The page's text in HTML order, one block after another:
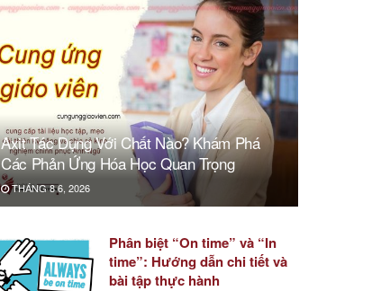
Axit Tác Dụng Với Chất Nào? Khám Phá
Các Phản Ứng Hóa Học Quan Trọng
THÁNG 8 6, 2026
Phân biệt “On time” và “In
time”: Hướng dẫn chi tiết và
bài tập thực hành